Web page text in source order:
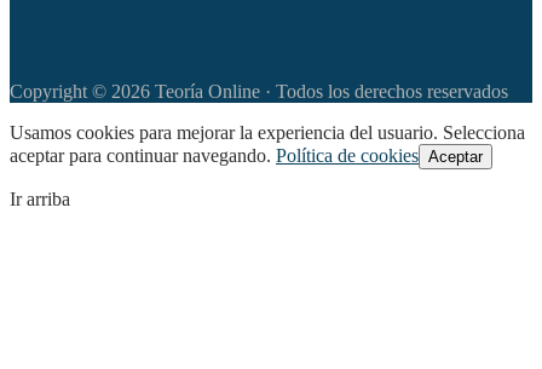
Copyright © 2026 Teoría Online · Todos los derechos reservados
Usamos cookies para mejorar la experiencia del usuario. Selecciona
aceptar para continuar navegando. Política de cookies Aceptar
Ir arriba